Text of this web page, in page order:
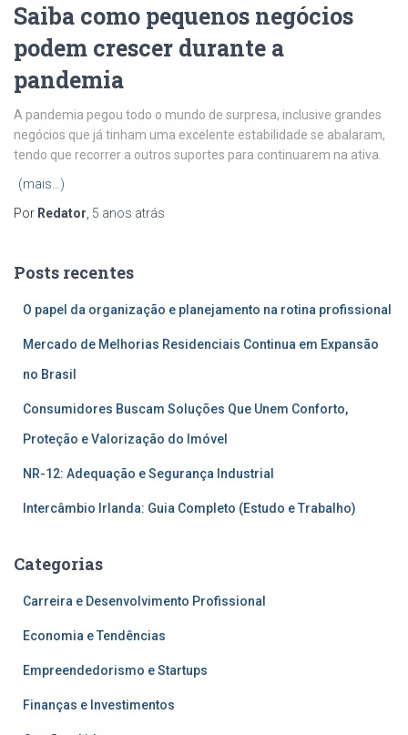
Saiba como pequenos negócios
podem crescer durante a
pandemia
A pandemia pegou todo o mundo de surpresa, inclusive grandes
negócios que já tinham uma excelente estabilidade se abalaram,
tendo que recorrer a outros suportes para continuarem na ativa.
(mais…)
Por Redator, 5 anos atrás
Posts recentes
O papel da organização e planejamento na rotina profissional
Mercado de Melhorias Residenciais Continua em Expansão
no Brasil
Consumidores Buscam Soluções Que Unem Conforto,
Proteção e Valorização do Imóvel
NR-12: Adequação e Segurança Industrial
Intercâmbio Irlanda: Guia Completo (Estudo e Trabalho)
Categorias
Carreira e Desenvolvimento Profissional
Economia e Tendências
Empreendedorismo e Startups
Finanças e Investimentos